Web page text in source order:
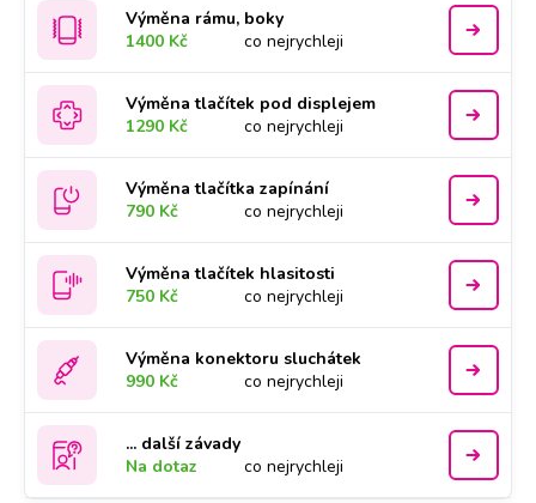
Výměna rámu, boky
1400 Kč
co nejrychleji
Výměna tlačítek pod displejem
1290 Kč
co nejrychleji
Výměna tlačítka zapínání
790 Kč
co nejrychleji
Výměna tlačítek hlasitosti
750 Kč
co nejrychleji
Výměna konektoru sluchátek
990 Kč
co nejrychleji
... další závady
Na dotaz
co nejrychleji